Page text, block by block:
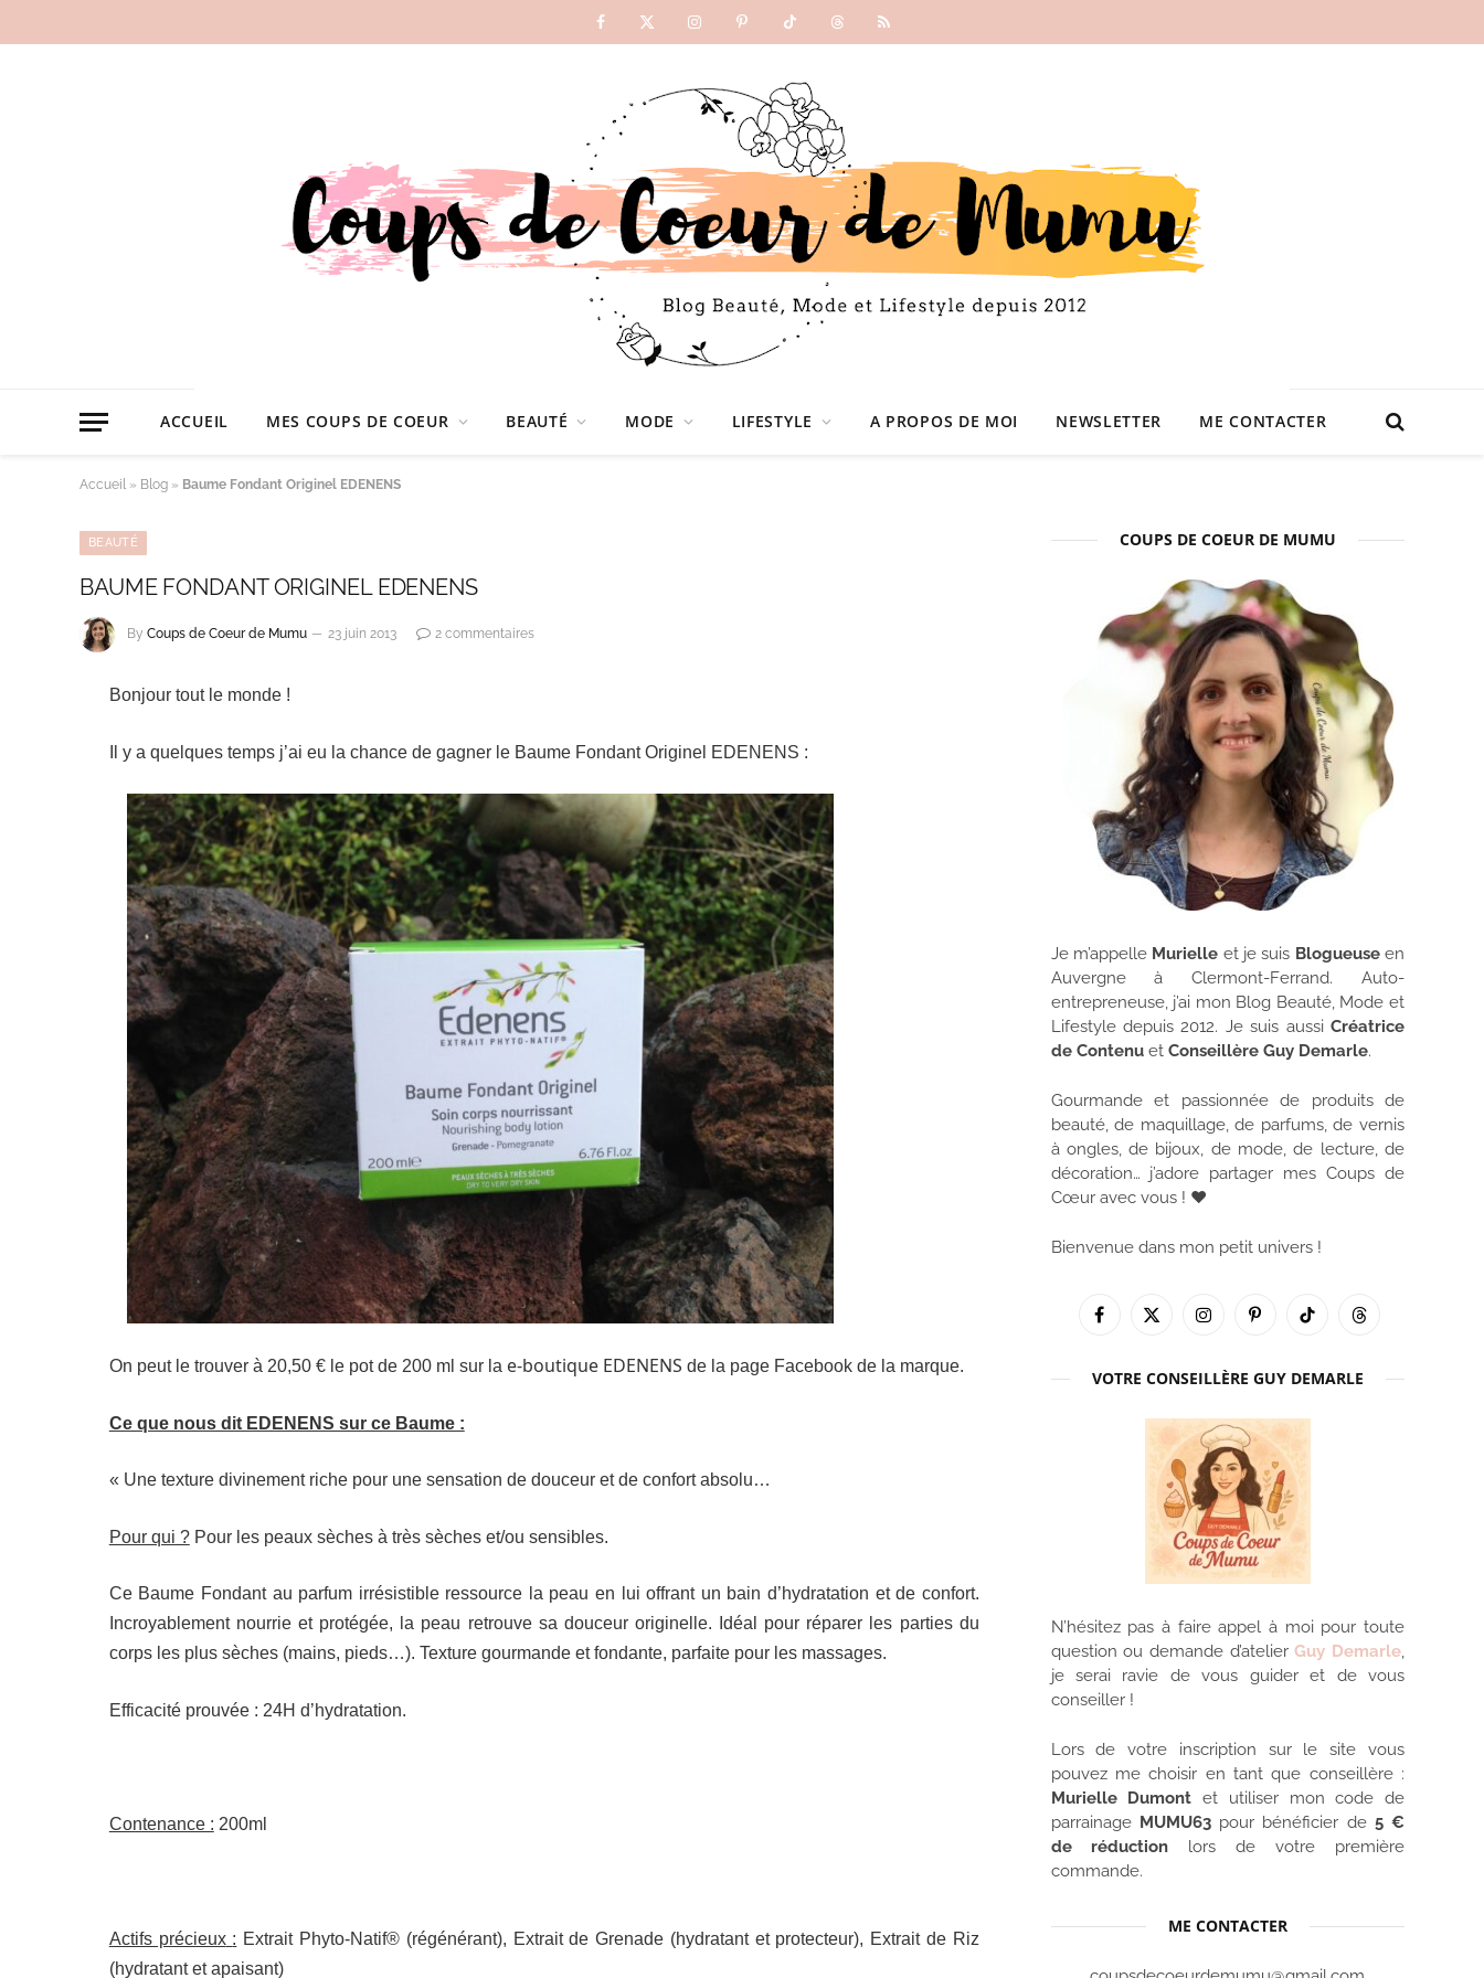
Facebook
X
InstagramPinterestTikTokThreadsRSS
ACCUEIL MES COUPS DE COEUR BEAUTÉ MODE LIFESTYLE A PROPOS DE MOI NEWSLETTER ME CONTACTER
Accueil » Blog » Baume Fondant Originel EDENENS
BEAUTÉ
BAUME FONDANT ORIGINEL EDENENS
By Coups de Coeur de Mumu 23 juin 2013 2 commentaires
Bonjour tout le monde !
Il y a quelques temps j’ai eu la chance de gagner le Baume Fondant Originel EDENENS :
On peut le trouver à 20,50 € le pot de 200 ml sur la e-boutique EDENENS de la page Facebook de la marque.
Ce que nous dit EDENENS sur ce Baume :
« Une texture divinement riche pour une sensation de douceur et de confort absolu…
Pour qui ?Pour les peaux sèches à très sèches et/ou sensibles.
Ce Baume Fondant au parfum irrésistible ressource la peau en lui offrant un bain d’hydratation et de confort.
Incroyablement nourrie et protégée, la peau retrouve sa douceur originelle. Idéal pour réparer les parties du
corps les plus sèches (mains, pieds…). Texture gourmande et fondante, parfaite pour les massages.
Efficacité prouvée : 24H d’hydratation.
Contenance : 200ml
Actifs précieux : Extrait Phyto-Natif® (régénérant), Extrait de Grenade (hydratant et protecteur), Extrait de Riz
(hydratant et apaisant)
COUPS DE COEUR DE MUMU
Je m’appelle Murielle et je suis Blogueuseen
Auvergne à Clermont-Ferrand. Auto-
entrepreneuse, j’ai mon Blog Beauté, Mode et
Lifestyle depuis 2012. Je suis aussi Créatrice
de Contenuet Conseillère Guy Demarle.
Gourmande et passionnée de produits de
beauté, de maquillage, de parfums, de vernis
à ongles, de bijoux, de mode, de lecture, de
décoration… j’adore partager mes Coups de
Cœur avec vous ! ♥
Bienvenue dans mon petit univers !
Facebook
X
InstagramPinterestTikTok Threads
VOTRE CONSEILLÈRE GUY DEMARLE
N’hésitez pas à faire appel à moi pour toute
question ou demande d’atelierGuy Demarle,
je serai ravie de vous guider et de vous
conseiller !
Lors de votre inscription sur le site vous
pouvez me choisir en tant que conseillère :
Murielle Dumont et utiliser mon code de
parrainage MUMU63pour bénéficier de 5 €
de réduction lors de votre première
commande.
ME CONTACTER